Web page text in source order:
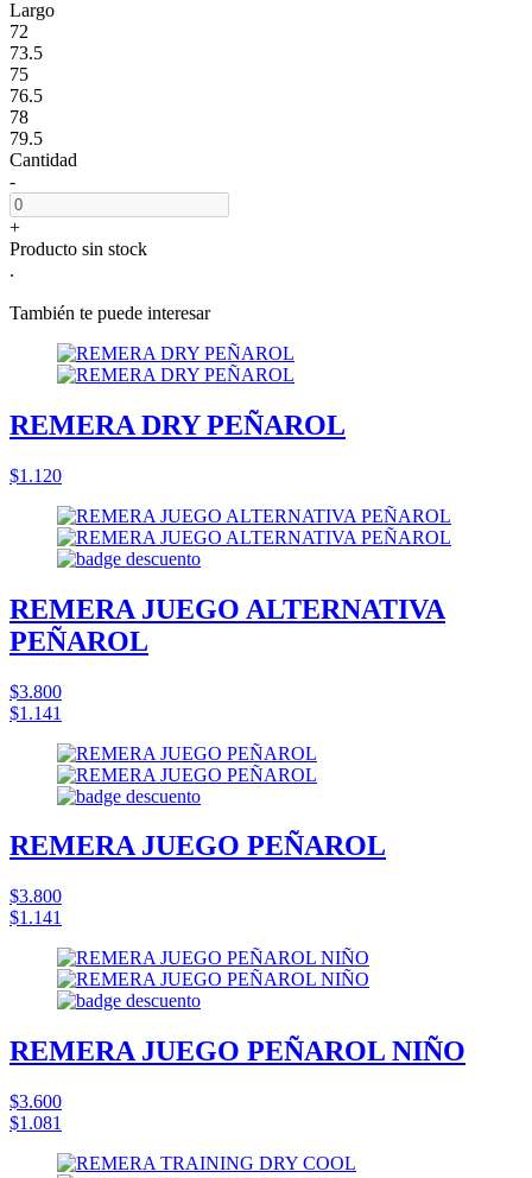
Largo
72
73.5
75
76.5
78
79.5
Cantidad
-
+
Producto sin stock
.
También te puede interesar
REMERA DRY PEÑAROL
$1.120
REMERA JUEGO ALTERNATIVA
PEÑAROL
$3.800
$1.141
REMERA JUEGO PEÑAROL
$3.800
$1.141
REMERA JUEGO PEÑAROL NIÑO
$3.600
$1.081